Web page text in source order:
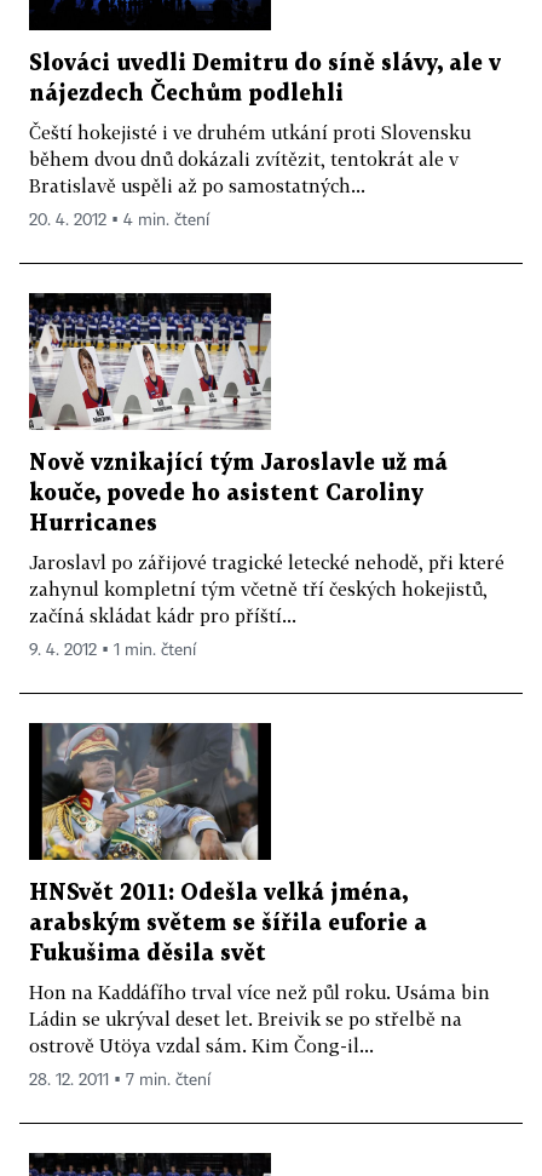
Slováci uvedli Demitru do síně slávy, ale v
nájezdech Čechům podlehli
Čeští hokejisté i ve druhém utkání proti Slovensku
během dvou dnů dokázali zvítězit, tentokrát ale v
Bratislavě uspěli až po samostatných...
20. 4. 2012 ▪ 4 min. čtení
Nově vznikající tým Jaroslavle už má
kouče, povede ho asistent Caroliny
Hurricanes
Jaroslavl po zářijové tragické letecké nehodě, při které
zahynul kompletní tým včetně tří českých hokejistů,
začíná skládat kádr pro příští...
9. 4. 2012 ▪ 1 min. čtení
HNSvět 2011: Odešla velká jména,
arabským světem se šířila euforie a
Fukušima děsila svět
Hon na Kaddáfího trval více než půl roku. Usáma bin
Ládin se ukrýval deset let. Breivik se po střelbě na
ostrově Utöya vzdal sám. Kim Čong-il...
28. 12. 2011 ▪ 7 min. čtení